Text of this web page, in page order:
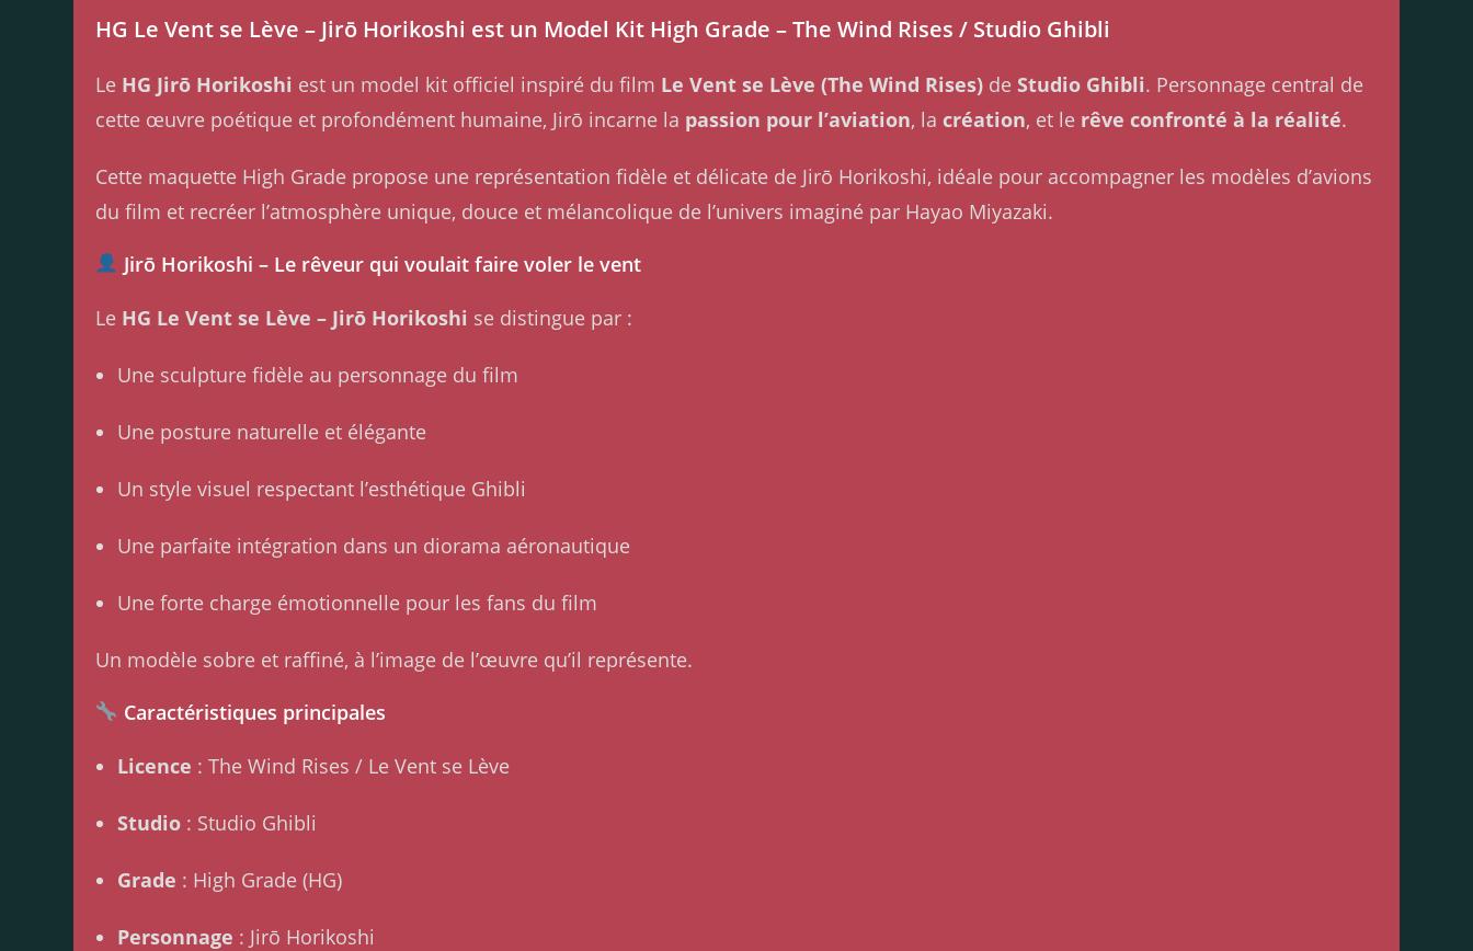
HG Le Vent se Lève – Jirō Horikoshi est un Model Kit High Grade – The Wind Rises / Studio Ghibli
Le HG Jirō Horikoshi est un model kit officiel inspiré du film Le Vent se Lève (The Wind Rises) deStudio Ghibli. Personnage central de
cette œuvre poétique et profondément humaine, Jirō incarne la passion pour l’aviation, lacréation, et le rêve confronté à la réalité.
Cette maquette High Grade propose une représentation fidèle et délicate de Jirō Horikoshi, idéale pour accompagner les modèles d’avions
du film et recréer l’atmosphère unique, douce et mélancolique de l’univers imaginé par Hayao Miyazaki.
Jirō Horikoshi – Le rêveur qui voulait faire voler le vent
Le HG Le Vent se Lève – Jirō Horikoshi se distingue par :
Une sculpture fidèle au personnage du film
Une posture naturelle et élégante
Un style visuel respectant l’esthétique Ghibli
Une parfaite intégration dans un diorama aéronautique
Une forte charge émotionnelle pour les fans du film
Un modèle sobre et raffiné, à l’image de l’œuvre qu’il représente.
Caractéristiques principales
Licence : The Wind Rises / Le Vent se Lève
Studio : Studio Ghibli
Grade : High Grade (HG)
Personnage : Jirō Horikoshi